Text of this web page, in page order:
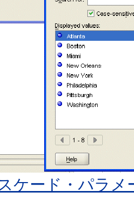
スケード・パラ